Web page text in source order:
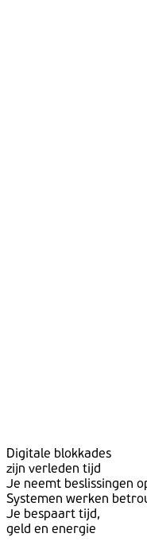
Digitale blokkades
zijn verleden tijd
Je neemt beslissingen
Systemen werken
Je bespaart tijd,
geld en energie